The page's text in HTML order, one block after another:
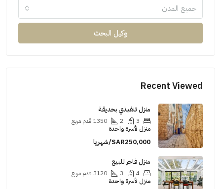
جميع المدن
وكيل البحث
Recent Viewed
منزل تنفيذي بحديقة
1350 قدم مربع
منزل لأسرة واحدة
SAR250,000/شهريا
منزل فاخر للبيع
3120 قدم مربع
منزل لأسرة واحدة